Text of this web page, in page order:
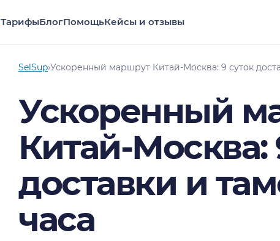
ТарифыБлогПомощьКейсы и отзывы
SelSup›Ускоренный маршрут Китай-Москва: 9 суток
Ускоренный
Китай-Москва:
доставки и
часа